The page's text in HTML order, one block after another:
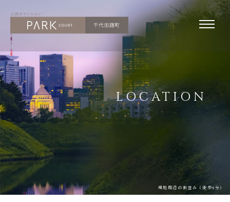
LOCATION
現地周辺の街並み（徒歩9分）